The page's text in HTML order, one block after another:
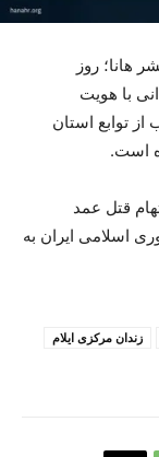
هانا؛ روز
یک زندانی با هویت
توابع استان
است.
قتل عمد
اسلامی ایران به
زندان مرکزی ایلام